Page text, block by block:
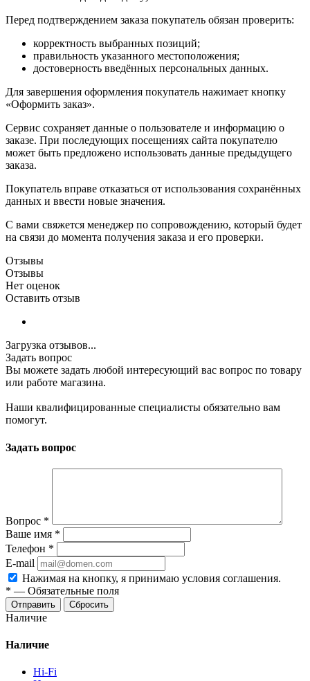
Перед подтверждением заказа покупатель обязан проверить:
корректность выбранных позиций;
правильность указанного местоположения;
достоверность введённых персональных данных.
Для завершения оформления покупатель нажимает кнопку
«Оформить заказ».
Сервис сохраняет данные о пользователе и информацию о
заказе. При последующих посещениях сайта покупателю
может быть предложено использовать данные предыдущего
заказа.
Покупатель вправе отказаться от использования сохранённых
данных и ввести новые значения.
С вами свяжется менеджер по сопровождению, который будет
на связи до момента получения заказа и его проверки.
Отзывы
Отзывы
Нет оценок
Оставить отзыв
Загрузка отзывов...
Задать вопрос
Вы можете задать любой интересующий вас вопрос по товару
или работе магазина.
Наши квалифицированные специалисты обязательно вам
помогут.
Задать вопрос
Вопрос *
Ваше имя *
Телефон *
E-mail
Нажимая на кнопку, я принимаю условия соглашения.
* — Обязательные поля
Отправить Сбросить
Наличие
Наличие
Hi-Fi